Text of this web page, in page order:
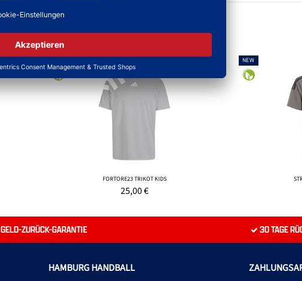
FORTORE23 TRIKOT KIDS
25,00€
NEW
GELD-ZURÜCK-GARANTIE 30 TAGE
HAMBURG HANDBALL